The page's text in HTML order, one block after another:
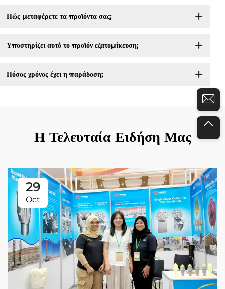
Πώς μεταφέρετε τα προϊόντα σας;
Υποστηρίζει αυτό το προϊόν εξατομίκευση;
Πόσος χρόνος έχει η παράδοση;
Η Τελευταία Ειδήση Μας
29
Oct